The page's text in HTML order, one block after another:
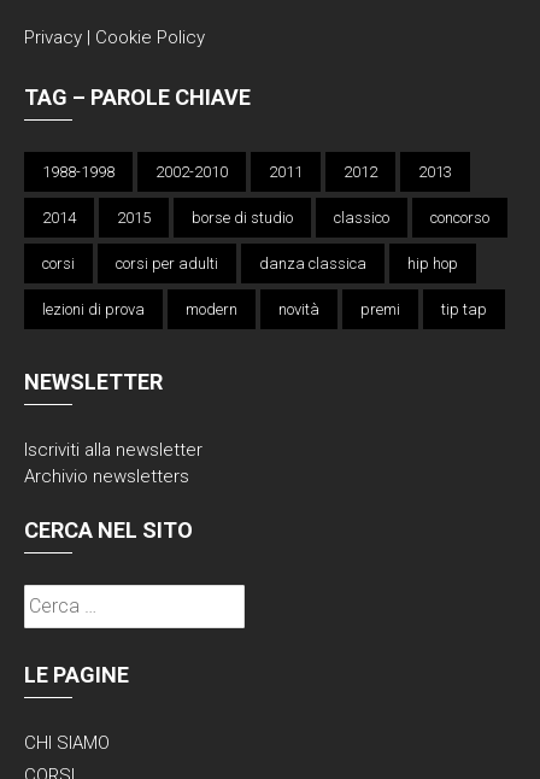
Privacy | Cookie Policy
TAG – PAROLE CHIAVE
1988-1998 2002-2010 2011 2012 2013
2014 2015 borse di studio classico concorso
corsi corsi per adulti danza classica hip hop
lezioni di prova modern novità premi tip tap
NEWSLETTER
Iscriviti alla newsletter
Archivio newsletters
CERCA NEL SITO
Ricerca
per:
LE PAGINE
CHI SIAMO